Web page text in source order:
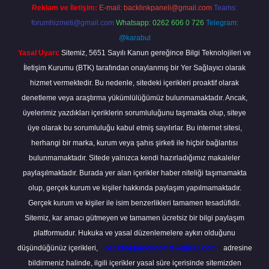
Reklam ve İletişim: E-mail: backlinkpaneli@gmail.com Teams:
forumhizmeti@gmail.com Whatsapp: 0262 606 0 726 Telegram:
@karabul
Yasal Uyarı: Sitemiz, 5651 Sayılı Kanun gereğince Bilgi Teknolojileri ve
İletişim Kurumu (BTK) tarafından onaylanmış bir Yer Sağlayıcı olarak
hizmet vermektedir. Bu nedenle, sitedeki içerikleri proaktif olarak
denetleme veya araştırma yükümlülüğümüz bulunmamaktadır. Ancak,
üyelerimiz yazdıkları içeriklerin sorumluluğunu taşımakta olup, siteye
üye olarak bu sorumluluğu kabul etmiş sayılırlar. Bu internet sitesi,
herhangi bir marka, kurum veya şahıs şirketi ile hiçbir bağlantısı
bulunmamaktadır. Sitede yalnızca kendi hazırladığımız makaleler
paylaşılmaktadır. Burada yer alan içerikler haber niteliği taşımamakta
olup, gerçek kurum ve kişiler hakkında paylaşım yapılmamaktadır.
Gerçek kurum ve kişiler ile isim benzerlikleri tamamen tesadüfidir.
Sitemiz, kar amacı gütmeyen ve tamamen ücretsiz bir bilgi paylaşım
platformudur. Hukuka ve yasal düzenlemelere aykırı olduğunu
düşündüğünüz içerikleri,
backlinkpanelicomtr@gmail.com
adresine
bildirmeniz halinde, ilgili içerikler yasal süre içerisinde sitemizden